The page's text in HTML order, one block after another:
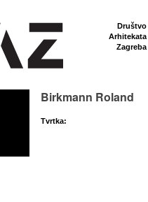
Društvo
Arhitekata
Zagreba
Birkmann Roland
Tvrtka: